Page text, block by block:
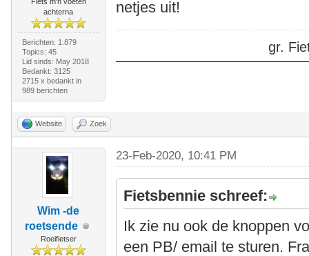
achterna
Berichten: 1.879
Topics: 45
Lid sinds: May 2018
Bedankt: 3125
2715 x bedankt in
989 berichten
netjes uit!
gr.
Website Zoek
Wim -de
roetsende
Roeifietser
23-Feb-2020, 10:41 PM
Fietsbennie schreef:
Ik zie nu ook de knoppen
een PB/ email te sturen.